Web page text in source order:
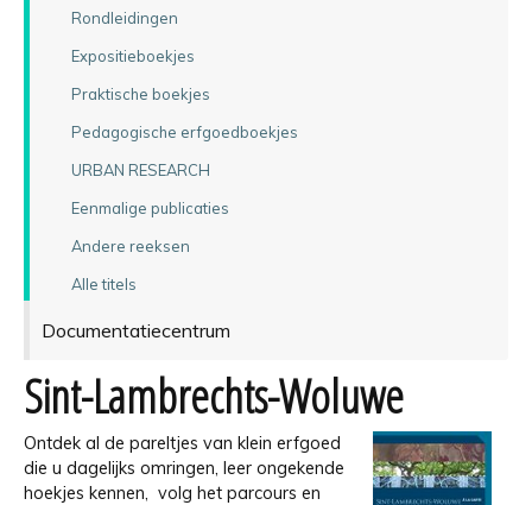
Rondleidingen
Expositieboekjes
Praktische boekjes
Pedagogische erfgoedboekjes
URBAN RESEARCH
Eenmalige publicaties
Andere reeksen
Alle titels
Documentatiecentrum
Sint-Lambrechts-Woluwe
Ontdek al de pareltjes van klein erfgoed
die u dagelijks omringen, leer ongekende
hoekjes kennen, volg het parcours en